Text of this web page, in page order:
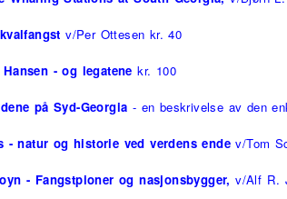
v/Per Ottesen kr. 40
- og legatene kr. 100
på Syd-Georgia - en beskrivelse av den
- natur og historie ved verdens ende v/Tom
- Fangstpioner og nasjonsbygger,v/Alf R.